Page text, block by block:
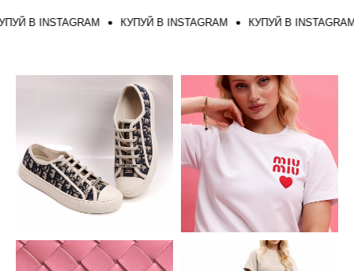
В INSTAGRAM КУПУЙ В INSTAGRAM КУПУЙ В INSTAGRAM